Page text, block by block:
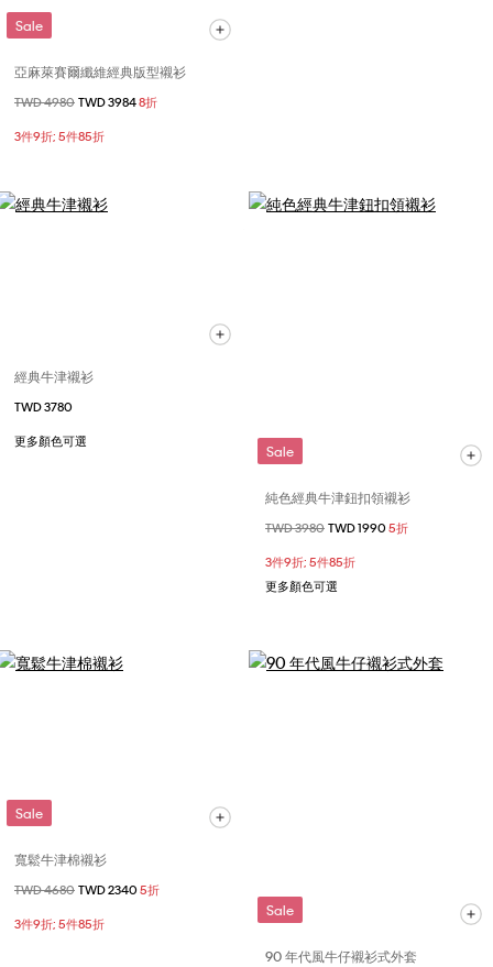
Sale
亞麻萊賽爾纖維經典版型襯衫
價格扣減從
TWD 4980 至
TWD 39848折
3件9折; 5件85折
經典牛津襯衫
TWD 3780
更多顏色可選
Sale
純色經典牛津鈕扣領襯衫
價格扣減從
TWD 3980 至
TWD 1990 5折
3件9折; 5件85折
更多顏色可選
Sale
寬鬆牛津棉襯衫
價格扣減從
TWD 4680 至
TWD 2340 5折
3件9折; 5件85折
Sale
90 年代風牛仔襯衫式外套